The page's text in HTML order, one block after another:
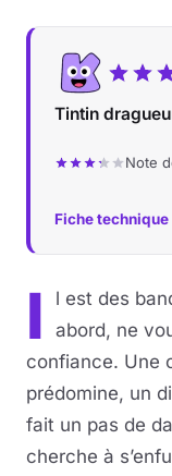
Jeux vidéo
Jeux de société
Sciences & Tech
Forum
Tintin
Note
Fiche
I
l est des
abord, ne
confiance. Une
prédomine, un
fait un pas de
cherche à